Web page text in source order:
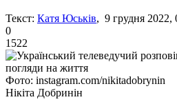
Текст: Катя Юськів, 9 грудня 2022,
0
1522
Фото: instagram.com/nikitadobrynin
Нікіта Добринін